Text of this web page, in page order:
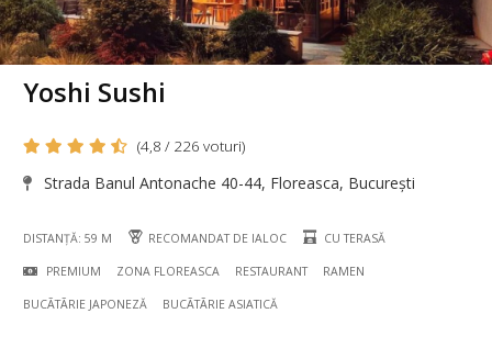
Yoshi Sushi
(4,8 / 226 voturi)
Strada Banul Antonache 40-44, Floreasca, București
DISTANȚĂ: 59 M RECOMANDAT DE IALOC CU TERASĂ
PREMIUM ZONA FLOREASCA RESTAURANT RAMEN
BUCÃTÃRIE JAPONEZĂ BUCÃTÃRIE ASIATICĂ